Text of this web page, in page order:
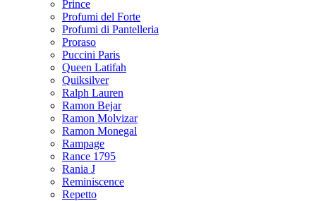
Prince
Profumi del Forte
Profumi di Pantelleria
Proraso
Puccini Paris
Queen Latifah
Quiksilver
Ralph Lauren
Ramon Bejar
Ramon Molvizar
Ramon Monegal
Rampage
Rance 1795
Rania J
Reminiscence
Repetto